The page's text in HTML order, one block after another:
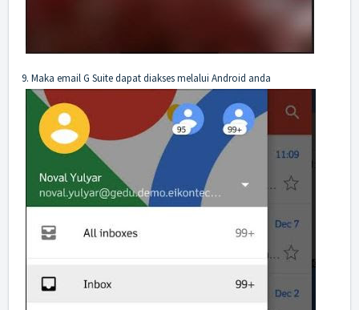
9. Maka email G Suite dapat diakses melalui Android anda